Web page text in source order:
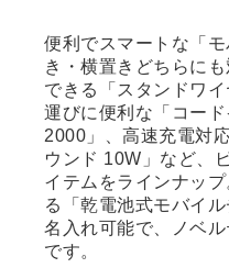
便利でスマートな「
き・横置きどちらに
できる「スタンドワ
運びに便利な「コー
2000」、高速充電対
ウンド 10W」など、
イテムをラインナッ
る「乾電池式モバイ
名入れ可能で、ノベ
です。